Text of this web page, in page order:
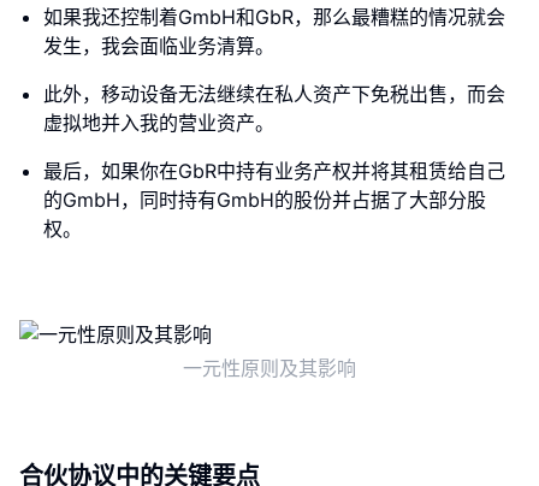
如果我还控制着GmbH和GbR，那么最糟糕的情况就会
发生，我会面临业务清算。
此外，移动设备无法继续在私人资产下免税出售，而会
虚拟地并入我的营业资产。
最后，如果你在GbR中持有业务产权并将其租赁给自己
的GmbH，同时持有GmbH的股份并占据了大部分股
权。
一元性原则及其影响
合伙协议中的关键要点